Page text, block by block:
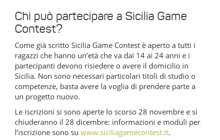
Chi può partecipare a Sicilia Game
Contest?
Come già scritto Sicilia Game Contest è aperto a tutti i
ragazzi che hanno un’età che va dai 14 ai 24 anni e i
partecipanti devono risiedere o avere il domicilio in
Sicilia. Non sono necessari particolari titoli di studio o
competenze, basta avere la voglia di prendere parte a
un progetto nuovo.
Le iscrizioni si sono aperte lo scorso 28 novembre e si
chiuderanno il 28 dicembre: informazioni e moduli per
l’iscrizione sono su www.siciliagamecontest.it.